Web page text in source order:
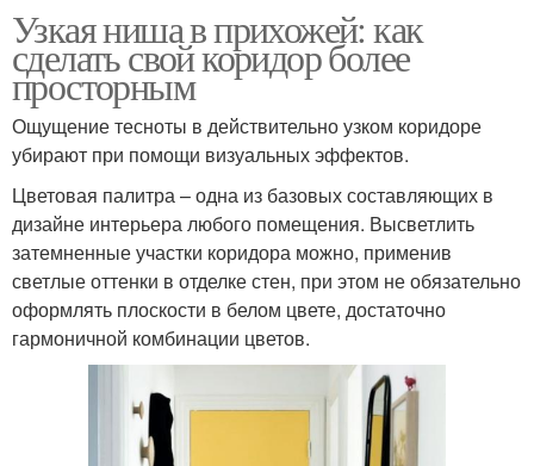
Узкая ниша в прихожей: как
сделать свой коридор более
просторным
Ощущение тесноты в действительно узком коридоре
убирают при помощи визуальных эффектов.
Цветовая палитра – одна из базовых составляющих в
дизайне интерьера любого помещения. Высветлить
затемненные участки коридора можно, применив
светлые оттенки в отделке стен, при этом не обязательно
оформлять плоскости в белом цвете, достаточно
гармоничной комбинации цветов.